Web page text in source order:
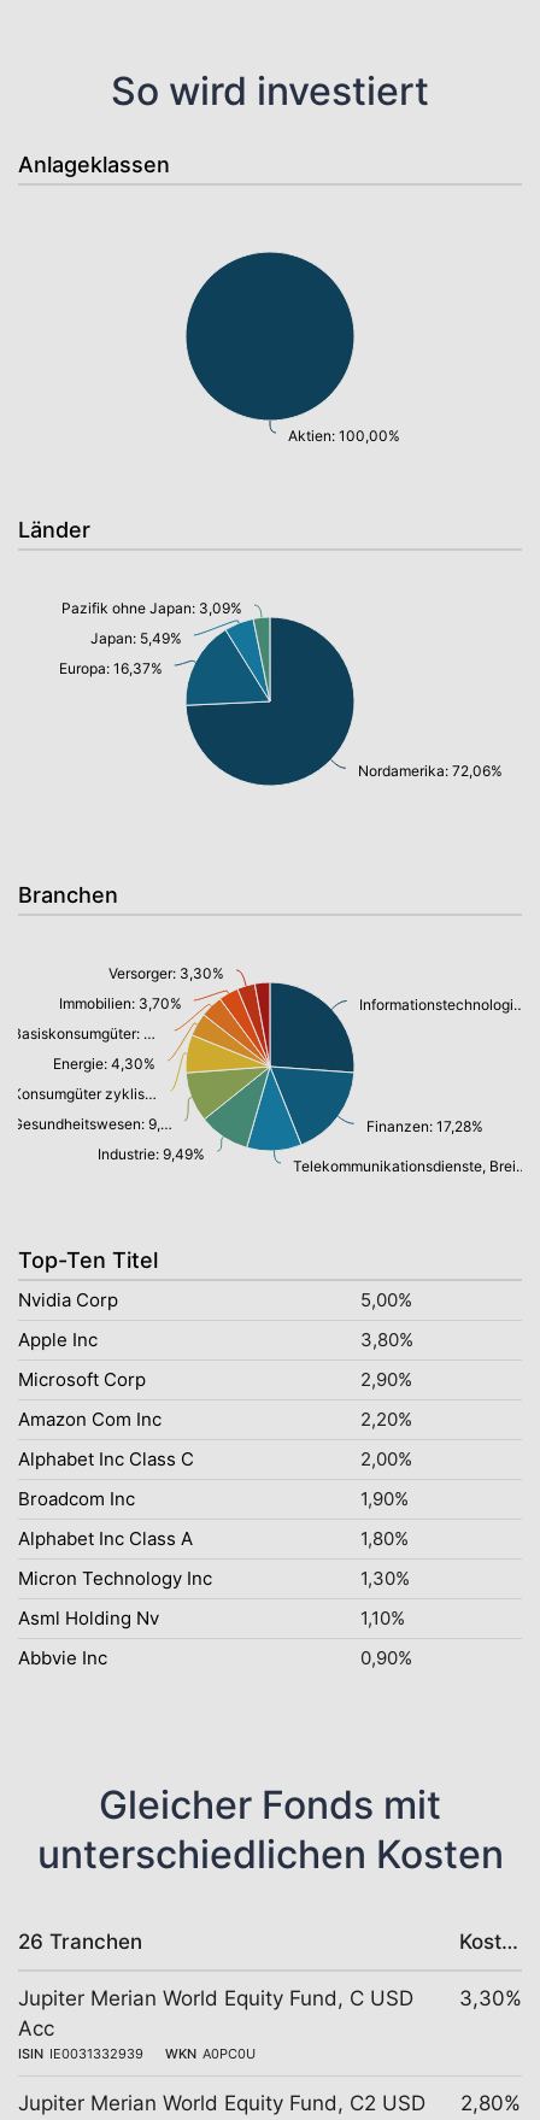
So wird investiert
Anlageklassen
Aktien: 100,00%
Länder
Nordamerika: 72,06%
Europa: 16,37%
Japan: 5,49%
Pazifik ohne Japan: 3,09%
Branchen
Informationstechnologie: 25,36%
Finanzen: 17,28%
Telekommunikationsdienste, Breitband Internet: 10,19%
Industrie: 9,49%
Gesundheitswesen: 9,29%
Konsumgüter zyklisch: 7,09%
Energie: 4,30%
Basiskonsumgüter: 4,20%
Immobilien: 3,70%
Versorger: 3,30%
Top-Ten Titel
Nvidia Corp
5,00%
Apple Inc
3,80%
Microsoft Corp
2,90%
Amazon Com Inc
2,20%
Alphabet Inc Class C
2,00%
Broadcom Inc
1,90%
Alphabet Inc Class A
1,80%
Micron Technology Inc
1,30%
Asml Holding Nv
1,10%
Abbvie Inc
0,90%
Gleicher Fonds mit
unterschiedlichen Kosten
26 Tranchen Kosten
Jupiter Merian World Equity Fund, C USD
Acc
ISIN IE0031332939 WKN A0PC0U
3,30%
Jupiter Merian World Equity Fund, C2 USD
2,80%